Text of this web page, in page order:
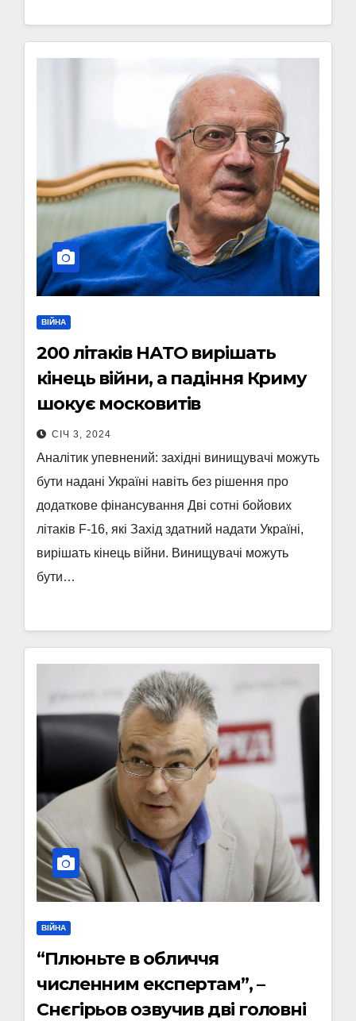
ВІЙНА
200 літаків НАТО вирішать
кінець війни, а падіння Криму
шокує московитів
СІЧ 3, 2024
Аналітик упевнений: західні винищувачі можуть
бути надані Україні навіть без рішення про
додаткове фінансування Дві сотні бойових
літаків F-16, які Захід здатний надати Україні,
вирішать кінець війни. Винищувачі можуть
бути…
ВІЙНА
“Плюньте в обличчя
численним експертам”, –
Снєгірьов озвучив дві головні